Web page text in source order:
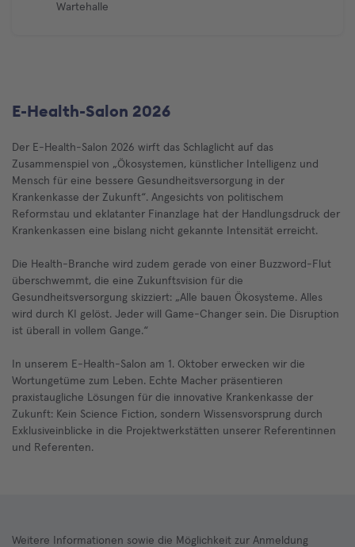
Wartehalle
E-Health-Salon 2026
Der E-Health-Salon 2026 wirft das Schlaglicht auf das
Zusammenspiel von „Ökosystemen, künstlicher Intelligenz und
Mensch für eine bessere Gesundheitsversorgung in der
Krankenkasse der Zukunft“. Angesichts von politischem
Reformstau und eklatanter Finanzlage hat der Handlungsdruck der
Krankenkassen eine bislang nicht gekannte Intensität erreicht.
Die Health-Branche wird zudem gerade von einer Buzzword-Flut
überschwemmt, die eine Zukunftsvision für die
Gesundheitsversorgung skizziert: „Alle bauen Ökosysteme. Alles
wird durch KI gelöst. Jeder will Game-Changer sein. Die Disruption
ist überall in vollem Gange.“
In unserem E-Health-Salon am 1. Oktober erwecken wir die
Wortungetüme zum Leben. Echte Macher präsentieren
praxistaugliche Lösungen für die innovative Krankenkasse der
Zukunft: Kein Science Fiction, sondern Wissensvorsprung durch
Exklusiveinblicke in die Projektwerkstätten unserer Referentinnen
und Referenten.
Weitere Informationen sowie die Möglichkeit zur Anmeldung